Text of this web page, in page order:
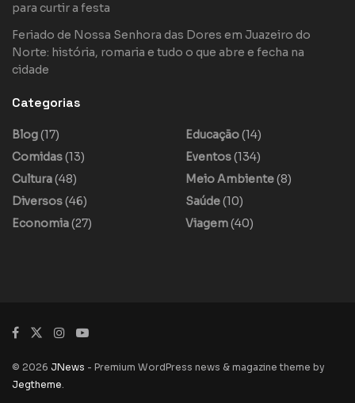
para curtir a festa
Feriado de Nossa Senhora das Dores em Juazeiro do
Norte: história, romaria e tudo o que abre e fecha na
cidade
Categorias
Blog(17)
Comidas(13)
Cultura(48)
Diversos(46)
Economia(27)
Educação(14)
Eventos(134)
Meio Ambiente(8)
Saúde(10)
Viagem(40)
© 2026 JNews - Premium WordPress news & magazine theme by
Jegtheme.